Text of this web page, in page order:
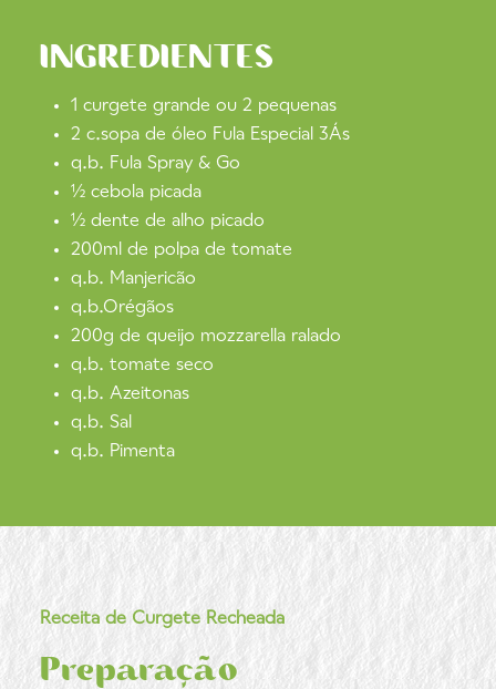
Receita de Curgete Recheada
Preparação
INGREDIENTES
1 curgete grande ou 2 pequenas
2 c.sopa de óleo Fula Especial 3Ás
q.b. Fula Spray & Go
½ cebola picada
½ dente de alho picado
200ml de polpa de tomate
q.b. Manjericão
q.b.Orégãos
200g de queijo mozzarella ralado
q.b. tomate seco
q.b. Azeitonas
q.b. Sal
q.b. Pimenta